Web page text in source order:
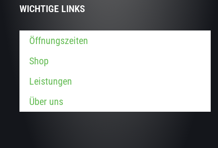
WICHTIGE LINKS
Öffnungszeiten
Shop
Leistungen
Über uns